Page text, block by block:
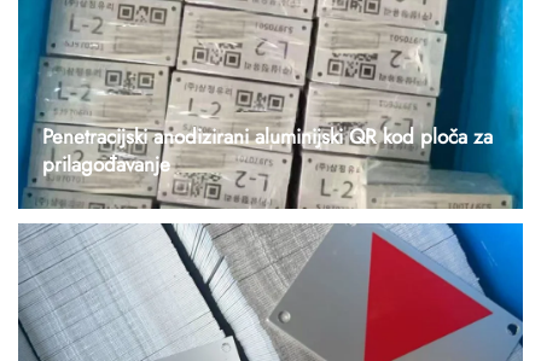
Penetracijski anodizirani aluminijski QR kod ploča za
prilagođavanje
1. Sljedeći članak Kratak opis slučaja Klijent (korejsko poduzeće) je
dostavio crteže za dizajn za aluminijske ploče s više stilova (sa
korejskim tekstom, brojevima modela i QR kodovima), zahtijevajući
od nas da učinkovito završimo masovnu proizvodnju. Središnji dem...